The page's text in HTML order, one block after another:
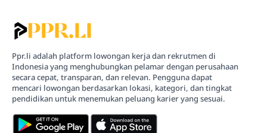
Ppr.li adalah platform lowongan kerja dan rekrutmen di
Indonesia yang menghubungkan pelamar dengan perusahaan
secara cepat, transparan, dan relevan. Pengguna dapat
mencari lowongan berdasarkan lokasi, kategori, dan tingkat
pendidikan untuk menemukan peluang karier yang sesuai.